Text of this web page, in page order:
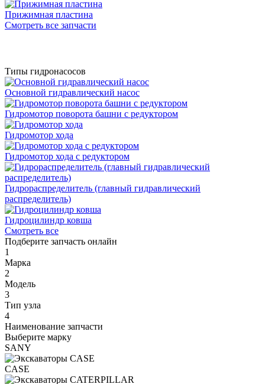
Прижимная пластина
Смотреть все запчасти
Типы гидронасосов
Основной гидравлический насос
Гидромотор поворота башни с редуктором
Гидромотор хода
Гидромотор хода с редуктором
Гидрораспределитель (главный гидравлический
распределитель)
Гидроцилиндр ковша
Смотреть все
Подберите запчасть онлайн
1
Марка
2
Модель
3
Тип узла
4
Наименование запчасти
Выберите марку
SANY
CASE